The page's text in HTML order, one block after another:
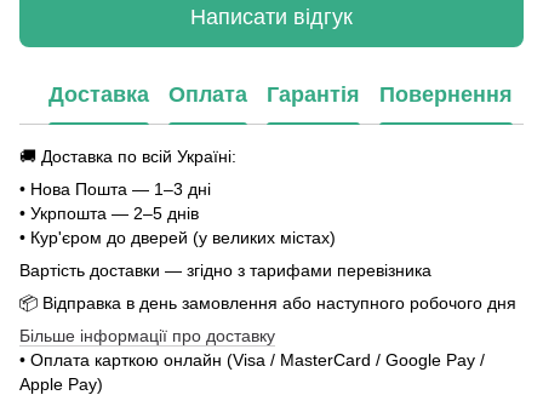
Написати відгук
Доставка Оплата Гарантія Повернення
🚚 Доставка по всій Україні:
• Нова Пошта — 1–3 дні
• Укрпошта — 2–5 днів
• Кур'єром до дверей (у великих містах)
Вартість доставки — згідно з тарифами перевізника
📦 Відправка в день замовлення або наступного робочого дня
Більше інформації про доставку
• Оплата карткою онлайн (Visa / MasterCard / Google Pay /
Apple Pay)